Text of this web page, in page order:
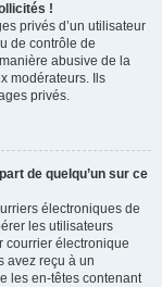
!
privés d’un utilisateur
de contrôle de
abusive de la
modérateurs. Ils
privés.
de quelqu’un sur ce
électroniques de
les utilisateurs
courrier électronique
avez reçu à un
les en-têtes contenant